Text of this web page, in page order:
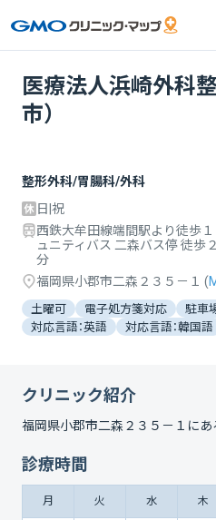
医療法人浜崎外科
市）
整形外科/胃腸科/外科
日|祝
西鉄大牟田線端間駅より徒歩
ュニティバス 二森バス停 徒歩
分
福岡県小郡市二森２３５－１ (
土曜可 電子処方箋対応 駐車
対応言語：英語
対応言語：韓国語
クリニック紹介
福岡県小郡市二森２３５－１ にあ
診療時間
月 火 水 木